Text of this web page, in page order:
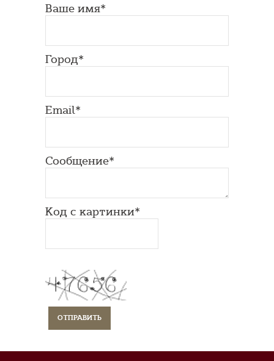
Ваше имя*
Город*
Email*
Сообщение*
Код с картинки*